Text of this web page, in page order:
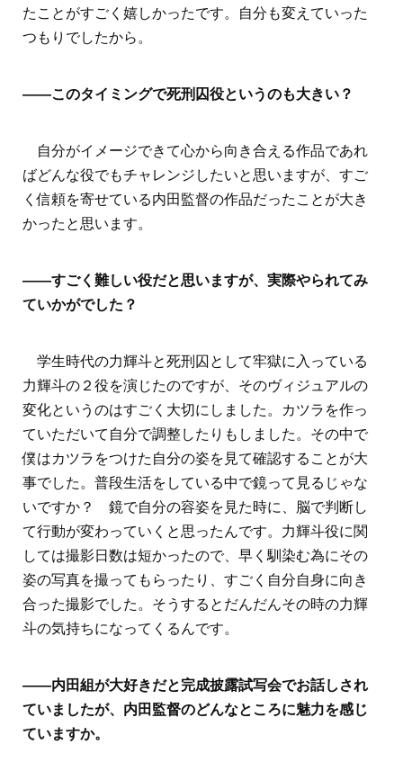
たことがすごく嬉しかったです。自分も変えていった
つもりでしたから。
――このタイミングで死刑囚役というのも大きい？
自分がイメージできて心から向き合える作品であれ
ばどんな役でもチャレンジしたいと思いますが、すご
く信頼を寄せている内田監督の作品だったことが大き
かったと思います。
――すごく難しい役だと思いますが、実際やられてみ
ていかがでした？
学生時代の力輝斗と死刑囚として牢獄に入っている
力輝斗の２役を演じたのですが、そのヴィジュアルの
変化というのはすごく大切にしました。カツラを作っ
ていただいて自分で調整したりもしました。その中で
僕はカツラをつけた自分の姿を見て確認することが大
事でした。普段生活をしている中で鏡って見るじゃな
いですか？ 鏡で自分の容姿を見た時に、脳で判断し
て行動が変わっていくと思ったんです。力輝斗役に関
しては撮影日数は短かったので、早く馴染む為にその
姿の写真を撮ってもらったり、すごく自分自身に向き
合った撮影でした。そうするとだんだんその時の力輝
斗の気持ちになってくるんです。
――内田組が大好きだと完成披露試写会でお話しされ
ていましたが、内田監督のどんなところに魅力を感じ
ていますか。